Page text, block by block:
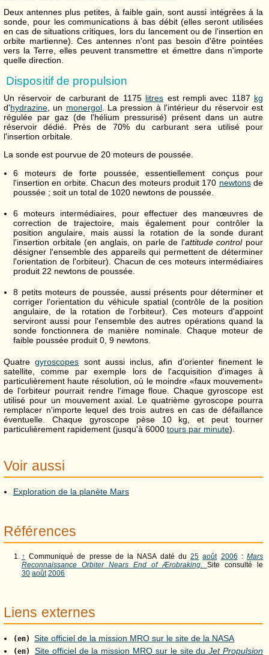
Deux antennes plus petites, à faible gain, sont aussi intégrées à la
sonde, pour les communications à bas débit (elles seront utilisées
en cas de situations critiques, lors du lancement ou de l'insertion en
orbite martienne). Ces antennes n'ont pas besoin d'être pointées
vers la Terre, elles peuvent transmettre et émettre dans n'importe
quelle direction.
Dispositif de propulsion
Un réservoir de carburant de 1175 litres est rempli avec 1187 kg
d'hydrazine , un monergol. La pression à l'intérieur du réservoir est
régulée par gaz (de l'hélium pressurisé) présent dans un autre
réservoir dédié. Près de 70% du carburant sera utilisé pour
l'insertion orbitale.
La sonde est pourvue de 20 moteurs de poussée.
6 moteurs de forte poussée, essentiellement conçus pour
l'insertion en orbite. Chacun des moteurs produit 170 newtonsde
poussée ; soit un total de 1020 newtons de poussée.
6 moteurs intermédiaires, pour effectuer des manœuvres de
correction de trajectoire, mais également pour contrôler la
position angulaire, mais aussi la rotation de la sonde durant
l'insertion orbitale (en anglais, on parle de l'attitude controlpour
désigner l'ensemble des appareils qui permettent de déterminer
l'orientation de l'orbiteur). Chacun de ces moteurs intermédiaires
produit 22 newtons de poussée.
8 petits moteurs de poussée, aussi présents pour déterminer et
corriger l'orientation du véhicule spatial (contrôle de la position
angulaire, de la rotation de l'orbiteur). Ces moteurs d'appoint
serviront aussi pour l'ensemble des autres opérations quand la
sonde fonctionnera de manière nominale. Chaque moteur de
faible poussée produit 0, 9 newtons.
Quatregyroscopes sont aussi inclus, afin d'orienter finement le
satellite, comme par exemple lors de l'acquisition d'images à
particulièrement haute résolution, où le moindre «faux mouvement»
de l'orbiteur pourrait rendre l'image floue. Chaque gyroscope est
utilisé pour un mouvement axial. Le quatrième gyroscope pourra
remplacer n'importe lequel des trois autres en cas de défaillance
éventuelle. Chaque gyroscope pèse 10 kg, et peut tourner
particulièrement rapidement (jusqu'à 6000 tours par minute).
Voir aussi
Exploration de la planète Mars
Références
↑ Communiqué de presse de la NASA daté du25 août 2006 :Mars
Reconnaissance Orbiter Nears End of Ærobraking. Site consulté le
30 août 2006
Liens externes
(en) Site officiel de la mission MRO sur le site de la NASA
(en) Site officiel de la mission MRO sur le site duJet Propulsion